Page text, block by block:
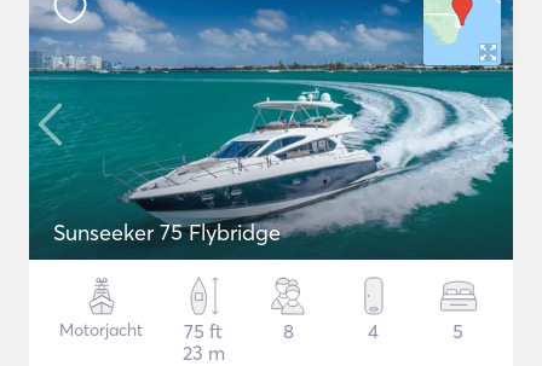
Sunseeker 75 Flybridge
Motorjacht
75 ft
23 m
8 4 5